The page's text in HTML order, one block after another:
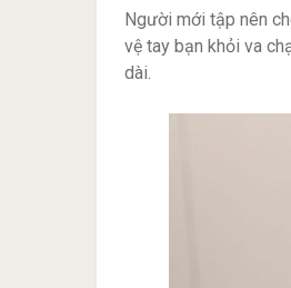
Người mới tập nên
vệ tay bạn khỏi va
dài.